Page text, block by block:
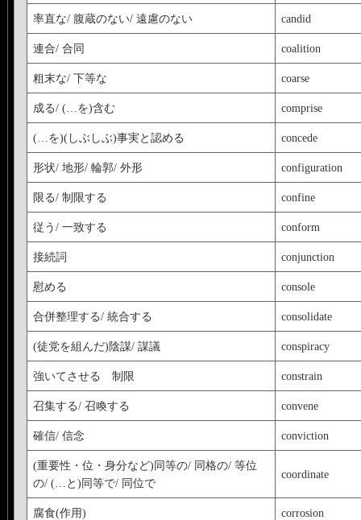
率直な/ 腹蔵のない/ 遠慮のない candid
連合/ 合同 coalition
粗末な/ 下等な coarse
成る/ (…を)含む comprise
(…を)(しぶしぶ)事実と認める concede
形状/ 地形/ 輪郭/ 外形 configuration
限る/ 制限する confine
従う/ 一致する conform
接続詞 conjunction
慰める console
合併整理する/ 統合する consolidate
(徒党を組んだ)陰謀/ 謀議 conspiracy
強いてさせる 制限 constrain
召集する/ 召喚する convene
確信/ 信念 conviction
(重要性・位・身分など)同等の/ 同格の/ 等位
の/ (…と)同等で/ 同位で
coordinate
腐食(作用) corrosion